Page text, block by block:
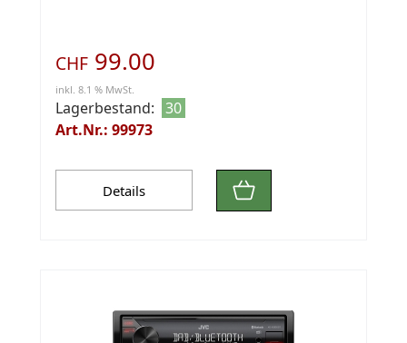
CHF 99.00
inkl. 8.1 % MwSt.
Lagerbestand: 30
Art.Nr.: 99973
Details